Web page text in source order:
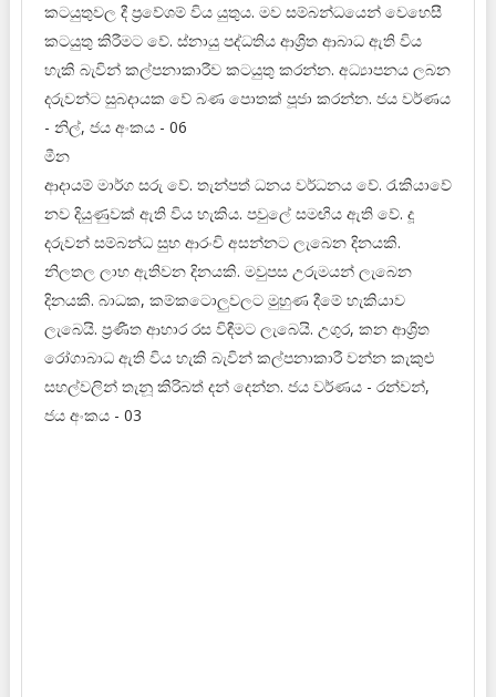
කටයුතුවල දී ප්‍රවේශම් විය යුතුය. මව සම්බන්ධයෙන් වෙහෙසී
කටයුතු කිරීමට වේ. ස්නායු පද්ධතිය ආශ්‍රිත ආබාධ ඇති විය
හැකි බැවින් කල්පනාකාරීව කටයුතු කරන්න. අධ්‍යාපනය ලබන
දරුවන්ට සුබදායක වේ බණ පොතක් පූජා කරන්න. ජය වර්ණය
- නිල්, ජය අංකය - 06
මීන
ආදායම් මාර්ග සරු වේ. තැන්පත් ධනය වර්ධනය වේ. රැකියාවේ
නව දියුණුවක් ඇති විය හැකිය. පවුලේ සමඟිය ඇති වේ. දූ
දරුවන් සම්බන්ධ සුභ ආරංචි අසන්නට ලැබෙන දිනයකි.
නිලතල ලාභ ඇතිවන දිනයකි. මවුපස උරුමයන් ලැබෙන
දිනයකි. බාධක, කම්කටොලුවලට මුහුණ දීමේ හැකියාව
ලැබෙයි. ප්‍රණීත ‍ආහාර රස විඳීමට ලැබෙයි. උගුර, කන ආශ්‍රිත
රෝගාබාධ ඇති විය හැකි බැවින් කල්පනාකාරී වන්න කැකුළු
සහල්වලින් තැනූ කිරිබත් දන් දෙන්න. ජය වර්ණය - රන්වන්,
ජය අංකය - 03